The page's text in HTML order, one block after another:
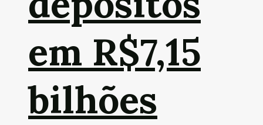
em R$7,15
bilhões